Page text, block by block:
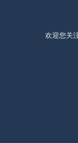
欢迎您关